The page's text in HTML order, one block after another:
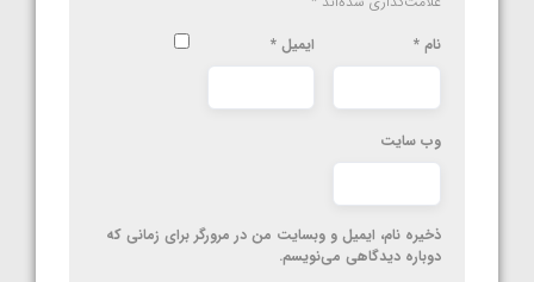
نام * ایمیل *
وب‌ سایت
ذخیره نام، ایمیل و وبسایت من در مرورگر برای زمانی که
دوباره دیدگاهی می‌نویسم.